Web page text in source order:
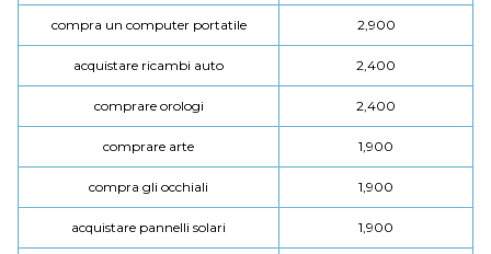
compra un computer portatile 2,900
acquistare ricambi auto 2,400
comprare orologi 2,400
comprare arte 1,900
compra gli occhiali 1,900
acquistare pannelli solari 1,900